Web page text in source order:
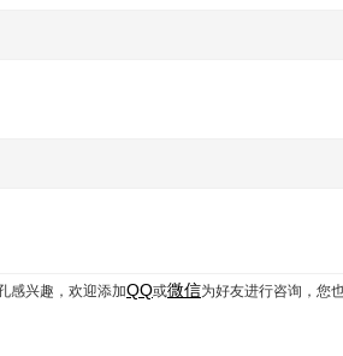
感兴趣，欢迎添加QQ或微信为好友进行咨询，您